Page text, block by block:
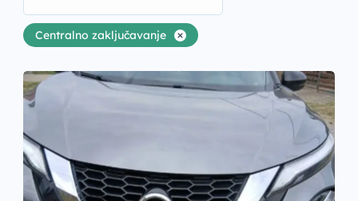
Centralno zaključavanje